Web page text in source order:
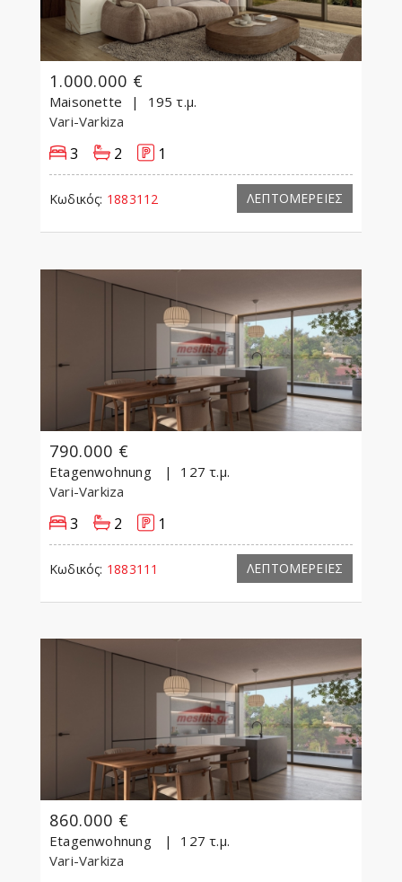
1.000.000 €
Maisonette
195 τ.μ.
Vari-Varkiza
3 2 1
Κωδικός: 1883112 ΛΕΠΤΟΜΕΡΕΙΕΣ
790.000 €
Etagenwohnung
127 τ.μ.
Vari-Varkiza
3 2 1
Κωδικός: 1883111 ΛΕΠΤΟΜΕΡΕΙΕΣ
860.000 €
Etagenwohnung
127 τ.μ.
Vari-Varkiza